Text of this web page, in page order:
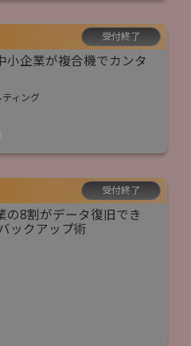
受付終了
小企業が複合機でカンタ
ィング
受付終了
の8割がデータ復旧でき
ックアップ術